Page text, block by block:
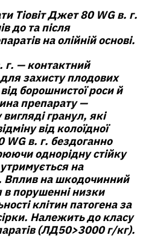
Тіовіт Джет 80 WG в. г.
до та після
на олійній основі.
г. — контактний
захисту плодових
борошнистої роси й
препарату —
гранул, які
від колоїдної
WG в. г. бездоганно
однорідну стійку
на
Вплив на шкодочинний
в порушенні низки
клітин патогена за
Належить до класу
(ЛД50>3000 г/кг).